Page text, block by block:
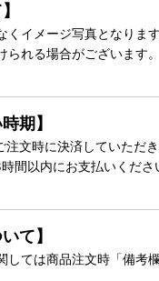
くイメージ写真となりま
られる場合がございます
期】
文時に決済していただ
間以内にお支払いくだ
て】
しては商品注文時「備考